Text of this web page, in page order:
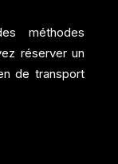
méthodes
réserver un
de transport